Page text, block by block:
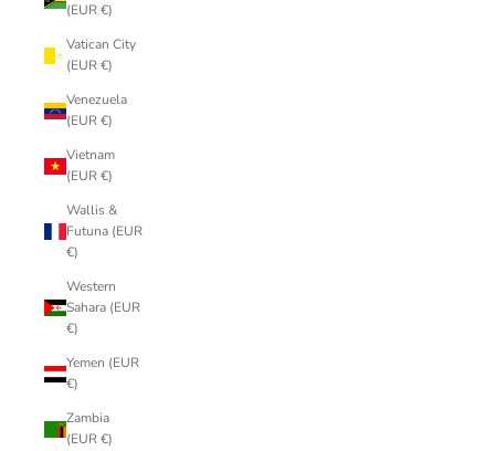
(EUR €)
Vatican City
(EUR €)
Venezuela
(EUR €)
Vietnam
(EUR €)
Wallis &
Futuna (EUR
€)
Western
Sahara (EUR
€)
Yemen (EUR
€)
Zambia
(EUR €)